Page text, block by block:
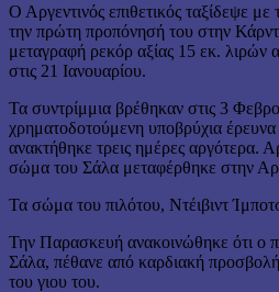
Ο Αργεντινός επιθετικός ταξίδεψε με
την πρώτη προπόνησή του στην
μεταγραφή ρεκόρ αξίας 15 εκ. λιρών
στις 21 Ιανουαρίου.
Τα συντρίμμια βρέθηκαν στις 3
χρηματοδοτούμενη υποβρύχια
ανακτήθηκε τρεις ημέρες αργότερα.
σώμα του Σάλα μεταφέρθηκε στην
Τα σώμα του πιλότου, Ντέιβιντ
Την Παρασκευή ανακοινώθηκε ότι ο
Σάλα, πέθανε από καρδιακή
του γιου του.